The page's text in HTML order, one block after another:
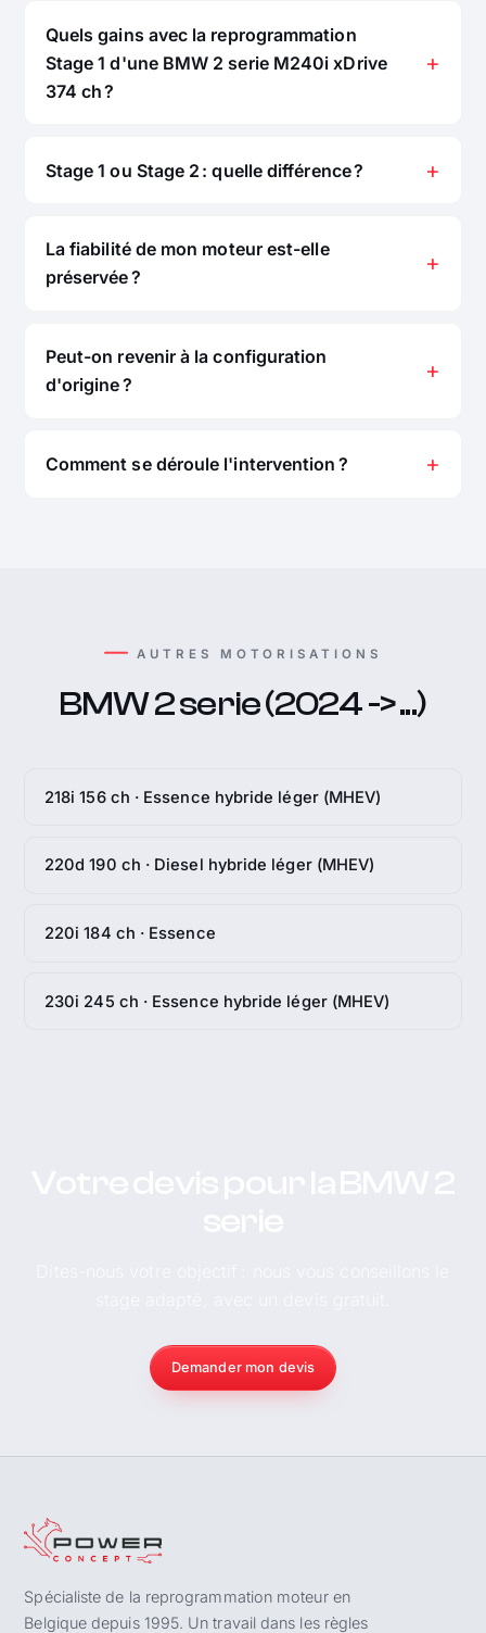
Quels gains avec la reprogrammation
Stage 1 d'une BMW 2 serie M240i xDrive
374 ch ?
Stage 1 ou Stage 2 : quelle différence ?
La fiabilité de mon moteur est-elle
préservée ?
Peut-on revenir à la configuration
d'origine ?
Comment se déroule l'intervention ?
AUTRES MOTORISATIONS
BMW 2 serie (2024 -> ...)
218i 156 ch · Essence hybride léger (MHEV)
220d 190 ch · Diesel hybride léger (MHEV)
220i 184 ch · Essence
230i 245 ch · Essence hybride léger (MHEV)
Demander mon devis
Spécialiste de la reprogrammation moteur en
Belgique depuis 1995. Un travail dans les règles